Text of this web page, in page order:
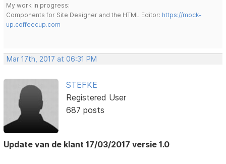
My work in progress:
Components for Site Designer and the HTML Editor: https://mock-
up.coffeecup.com
Mar 17th, 2017 at 06:31 PM
STEFKE
Registered User
687 posts
Update van de klant 17/03/2017 versie 1.0